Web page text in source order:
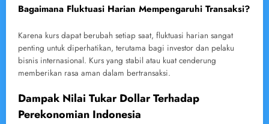
Bagaimana Fluktuasi Harian Mempengaruhi Transaksi?
Karena kurs dapat berubah setiap saat, fluktuasi harian sangat
penting untuk diperhatikan, terutama bagi investor dan pelaku
bisnis internasional. Kurs yang stabil atau kuat cenderung
memberikan rasa aman dalam bertransaksi.
Dampak Nilai Tukar Dollar Terhadap
Perekonomian Indonesia